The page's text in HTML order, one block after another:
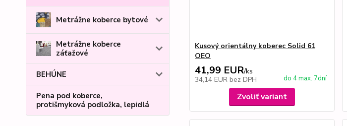
Metrážne koberce bytové
Metrážne koberce
záťažové
BEHÚNE
Pena pod koberce,
protišmyková podložka, lepidlá
Kusový orientálny koberec Solid 61
OEO
41,99 EUR/ks
34,14 EUR bez DPH do 4 max. 7dní
Zvoliť variant